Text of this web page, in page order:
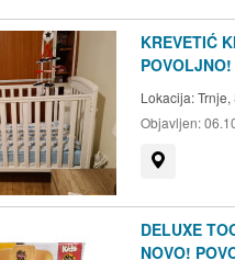
KREVETIĆ
Lokacija:Trnje,
Objavljen:
DELUXE
NOVO!